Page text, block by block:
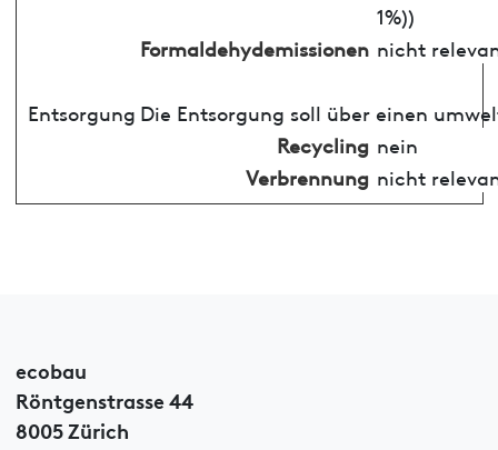
1%))
Formaldehydemissionen nicht
Entsorgung Die Entsorgung soll über einen
Recycling nein
Verbrennung nicht
ecobau
Röntgenstrasse 44
8005 Zürich